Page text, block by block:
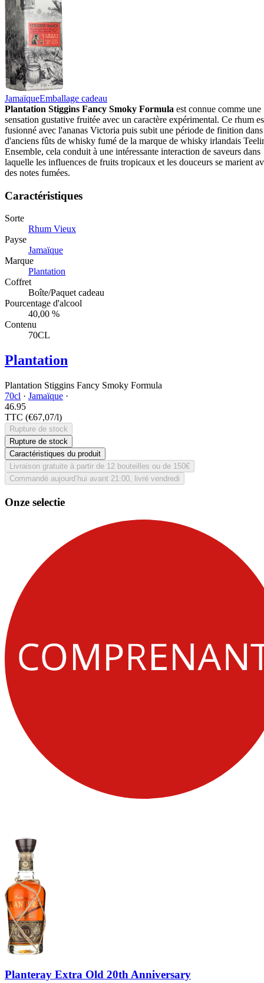
JamaïqueEmballage cadeau
Plantation Stiggins Fancy Smoky Formula est connue comme une
sensation gustative fruitée avec un caractère expérimental. Ce rhum
fusionné avec l'ananas Victoria puis subit une période de finition dans
d'anciens fûts de whisky fumé de la marque de whisky irlandais
Ensemble, cela conduit à une intéressante interaction de saveurs dans
laquelle les influences de fruits tropicaux et les douceurs se marient
des notes fumées.
Caractéristiques
Sorte
Rhum Vieux
Payse
Jamaïque
Marque
Plantation
Coffret
Boîte/Paquet cadeau
Pourcentage d'alcool
40,00 %
Contenu
70CL
Plantation
Plantation Stiggins Fancy Smoky Formula
70cl · Jamaïque ·
46.95
TTC (€67,07/l)
Rupture de stock
Rupture de stock
Caractéristiques du produit
Livraison gratuite à partir de 12 bouteilles ou de 150€
Commandé aujourd’hui avant 21:00, livré vendredi
Onze selectie
Planteray Extra Old 20th Anniversary